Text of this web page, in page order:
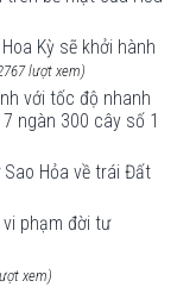
Kỳ sẽ khởi hành
lượt xem)
với tốc độ nhanh
ngàn 300 cây số 1
Hỏa về trái Đất
phạm đời tư
xem)